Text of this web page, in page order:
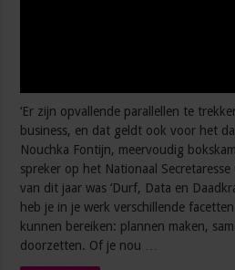
‘Er zijn opvallende parallellen te
business, en dat geldt ook voor het
Nouchka Fontijn, meervoudig
spreker op het Nationaal
van dit jaar was ‘Durf, Data en
heb je in je werk verschillende
kunnen bereiken: plannen maken,
doorzetten. Of je nou …